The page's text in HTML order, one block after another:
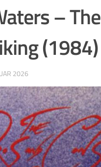
– The
(1984)
2026